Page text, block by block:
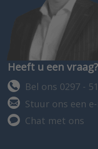
Heeft u een vraag?
Bel ons 0297 -
Stuur ons een
Chat met ons